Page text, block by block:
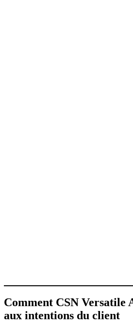
Comment CSN Versatile
aux intentions du client